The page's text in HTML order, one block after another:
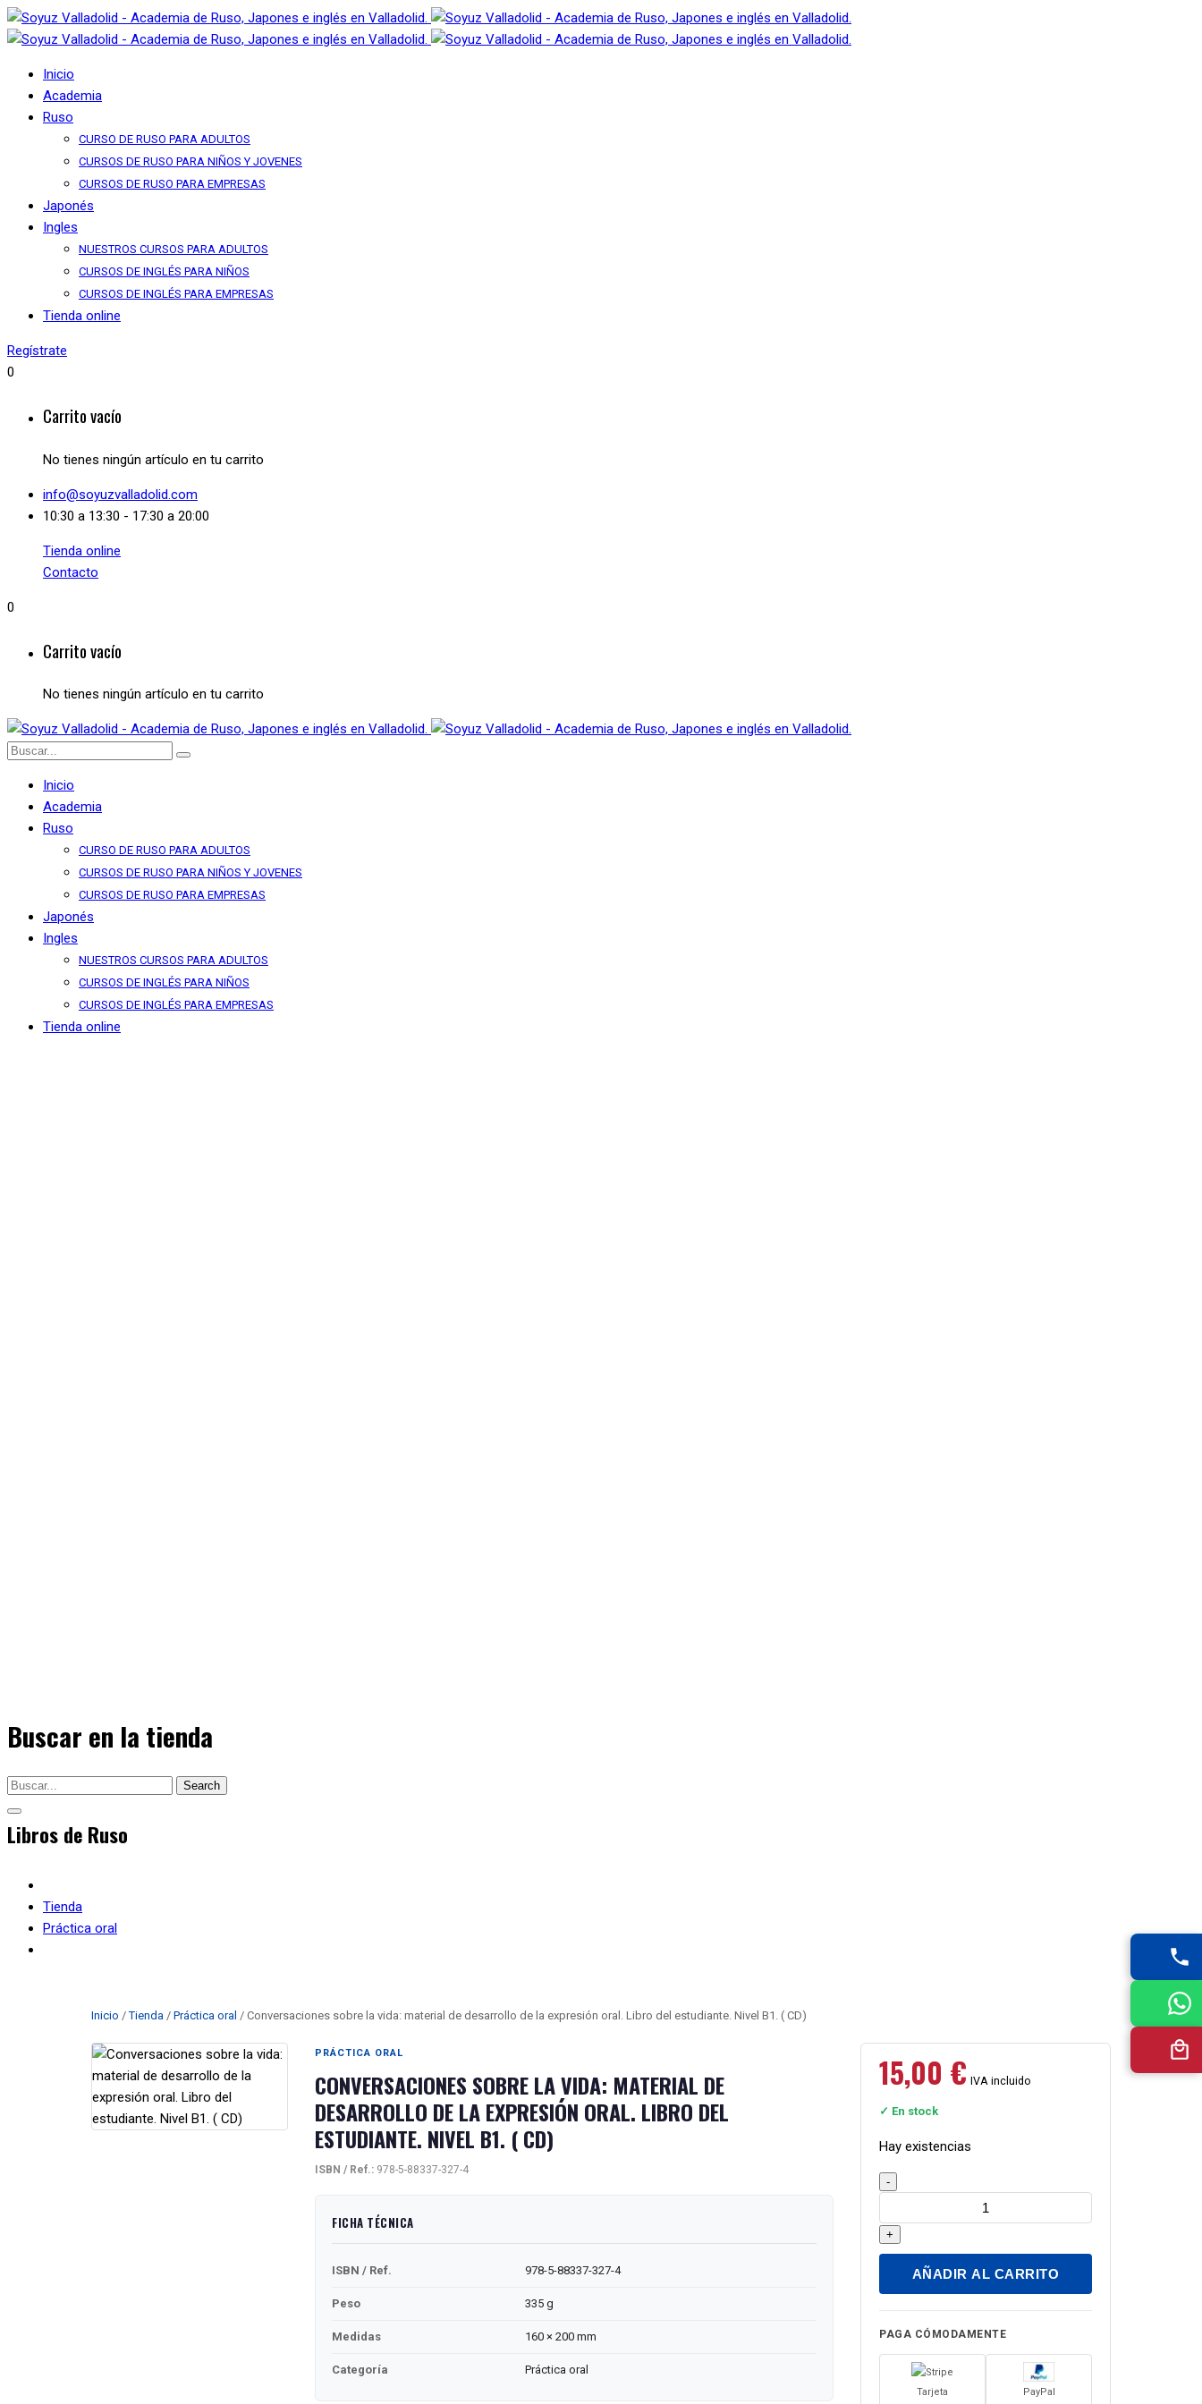
Inicio
Academia
Ruso
CURSO DE RUSO PARA ADULTOS
CURSOS DE RUSO PARA NIÑOS Y JOVENES
CURSOS DE RUSO PARA EMPRESAS
Japonés
Ingles
NUESTROS CURSOS PARA ADULTOS
CURSOS DE INGLÉS PARA NIÑOS
CURSOS DE INGLÉS PARA EMPRESAS
Tienda online
Regístrate
0
Carrito vacío
No tienes ningún artículo en tu carrito
info@soyuzvalladolid.com
10:30 a 13:30 - 17:30 a 20:00
Tienda online
Contacto
0
Carrito vacío
No tienes ningún artículo en tu carrito
Inicio
Academia
Ruso
CURSO DE RUSO PARA ADULTOS
CURSOS DE RUSO PARA NIÑOS Y JOVENES
CURSOS DE RUSO PARA EMPRESAS
Japonés
Ingles
NUESTROS CURSOS PARA ADULTOS
CURSOS DE INGLÉS PARA NIÑOS
CURSOS DE INGLÉS PARA EMPRESAS
Tienda online
Buscar en la tienda
Search
Tienda
Práctica oral
Inicio /Tienda / Práctica oral / Conversaciones sobre la vida: material de desarrollo de la expresión oral. Libro del estudiante. Nivel B1. ( CD)
PRÁCTICA ORAL
CONVERSACIONES SOBRE LA VIDA: MATERIAL DE
DESARROLLO DE LA EXPRESIÓN ORAL. LIBRO DEL
ESTUDIANTE. NIVEL B1. ( CD)
ISBN / Ref.: 978-5-88337-327-4
FICHA TÉCNICA
ISBN / Ref. 978-5-88337-327-4
Peso 335 g
Medidas 160 × 200 mm
Categoría Práctica oral
15,00 € IVA incluido
✓ En stock
Hay existencias
Conversaciones
la
vida:
material
de
de
la
expresión
-
+
AÑADIR AL CARRITO
PAGA CÓMODAMENTE
Tarjeta PayPal